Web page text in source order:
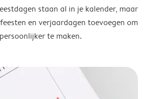
staan al in je kalender, maar
en verjaardagen toevoegen om
te maken.